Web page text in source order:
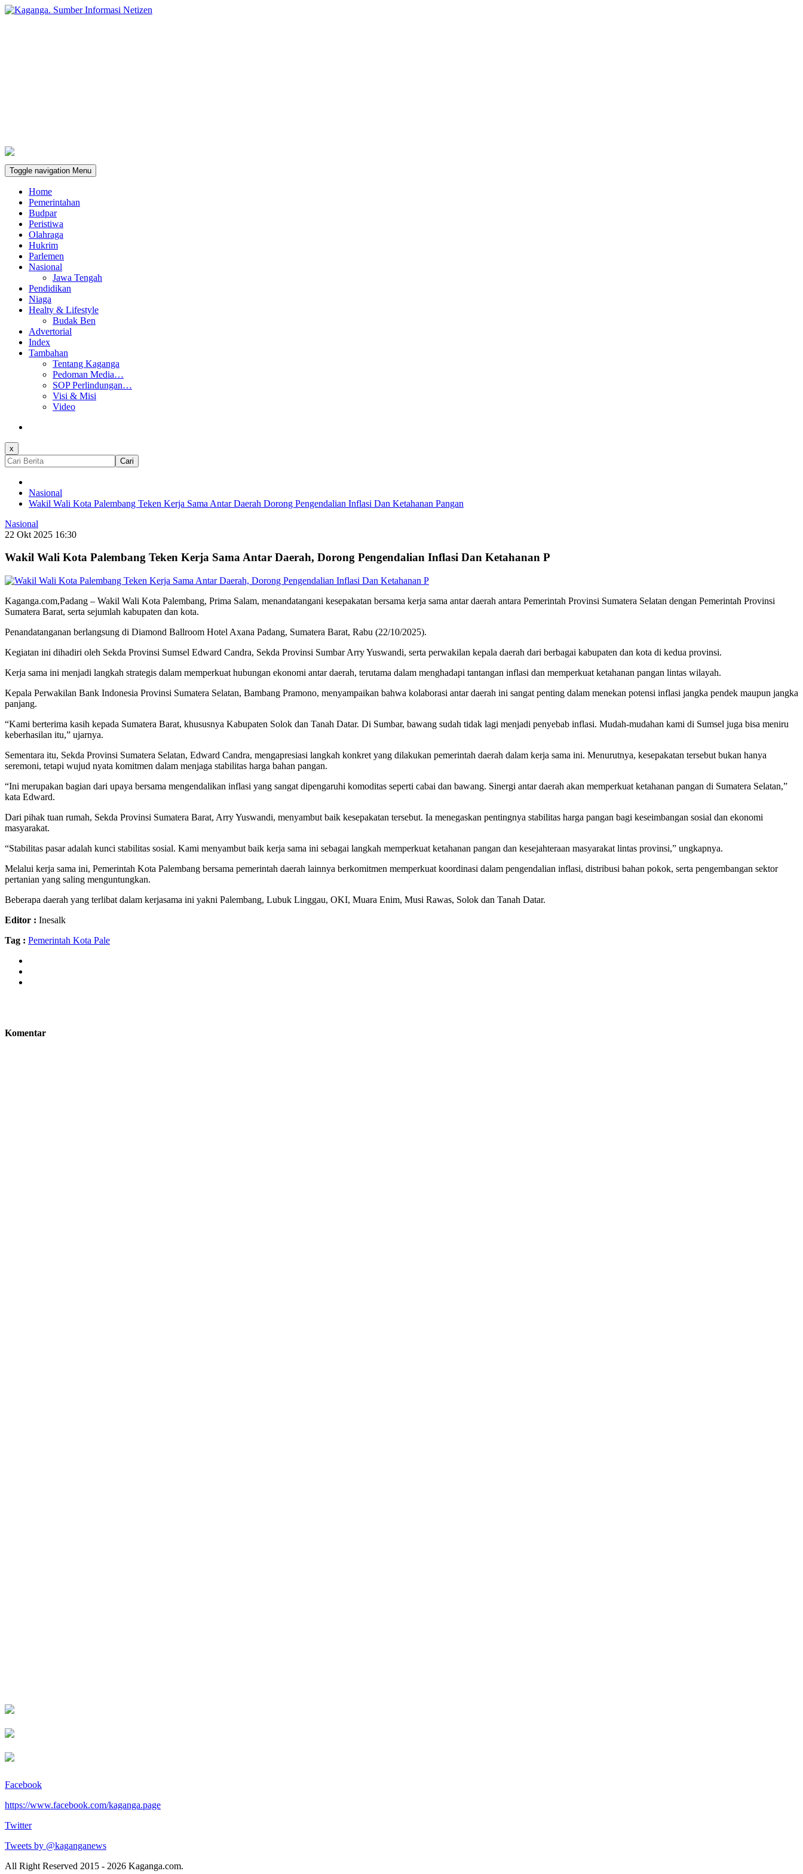
Toggle navigation Menu
Home
Pemerintahan
Budpar
Peristiwa
Olahraga
Hukrim
Parlemen
Nasional
Jawa Tengah
Pendidikan
Niaga
Healty & Lifestyle
Budak Ben
Advertorial
Index
Tambahan
Tentang Kaganga
Pedoman Media…
SOP Perlindungan…
Visi & Misi
Video
x
Cari
Nasional
Wakil Wali Kota Palembang Teken Kerja Sama Antar Daerah Dorong Pengendalian Inflasi Dan Ketahanan Pangan
Nasional
22 Okt 2025 16:30
Wakil Wali Kota Palembang Teken Kerja Sama Antar Daerah, Dorong Pengendalian Inflasi Dan Ketahanan P
Kaganga.com,Padang – Wakil Wali Kota Palembang, Prima Salam, menandatangani kesepakatan bersama kerja sama antar daerah antara Pemerintah Provinsi Sumatera Selatan dengan Pemerintah Provinsi
Sumatera Barat, serta sejumlah kabupaten dan kota.
Penandatanganan berlangsung di Diamond Ballroom Hotel Axana Padang, Sumatera Barat, Rabu (22/10/2025).
Kegiatan ini dihadiri oleh Sekda Provinsi Sumsel Edward Candra, Sekda Provinsi Sumbar Arry Yuswandi, serta perwakilan kepala daerah dari berbagai kabupaten dan kota di kedua provinsi.
Kerja sama ini menjadi langkah strategis dalam memperkuat hubungan ekonomi antar daerah, terutama dalam menghadapi tantangan inflasi dan memperkuat ketahanan pangan lintas wilayah.
Kepala Perwakilan Bank Indonesia Provinsi Sumatera Selatan, Bambang Pramono, menyampaikan bahwa kolaborasi antar daerah ini sangat penting dalam menekan potensi inflasi jangka pendek maupun jangka
panjang.
“Kami berterima kasih kepada Sumatera Barat, khususnya Kabupaten Solok dan Tanah Datar. Di Sumbar, bawang sudah tidak lagi menjadi penyebab inflasi. Mudah-mudahan kami di Sumsel juga bisa meniru
keberhasilan itu,” ujarnya.
Sementara itu, Sekda Provinsi Sumatera Selatan, Edward Candra, mengapresiasi langkah konkret yang dilakukan pemerintah daerah dalam kerja sama ini. Menurutnya, kesepakatan tersebut bukan hanya
seremoni, tetapi wujud nyata komitmen dalam menjaga stabilitas harga bahan pangan.
“Ini merupakan bagian dari upaya bersama mengendalikan inflasi yang sangat dipengaruhi komoditas seperti cabai dan bawang. Sinergi antar daerah akan memperkuat ketahanan pangan di Sumatera Selatan,”
kata Edward.
Dari pihak tuan rumah, Sekda Provinsi Sumatera Barat, Arry Yuswandi, menyambut baik kesepakatan tersebut. Ia menegaskan pentingnya stabilitas harga pangan bagi keseimbangan sosial dan ekonomi
masyarakat.
“Stabilitas pasar adalah kunci stabilitas sosial. Kami menyambut baik kerja sama ini sebagai langkah memperkuat ketahanan pangan dan kesejahteraan masyarakat lintas provinsi,” ungkapnya.
Melalui kerja sama ini, Pemerintah Kota Palembang bersama pemerintah daerah lainnya berkomitmen memperkuat koordinasi dalam pengendalian inflasi, distribusi bahan pokok, serta pengembangan sektor
pertanian yang saling menguntungkan.
Beberapa daerah yang terlibat dalam kerjasama ini yakni Palembang, Lubuk Linggau, OKI, Muara Enim, Musi Rawas, Solok dan Tanah Datar.
Editor : Inesalk
Tag : Pemerintah Kota Pale
Komentar
Facebook
https://www.facebook.com/kaganga.page
Twitter
Tweets by @kaganganews
All Right Reserved 2015 - 2026 Kaganga.com.